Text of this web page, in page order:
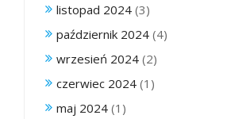
listopad 2024 (3)
październik 2024 (4)
wrzesień 2024 (2)
czerwiec 2024 (1)
maj 2024 (1)